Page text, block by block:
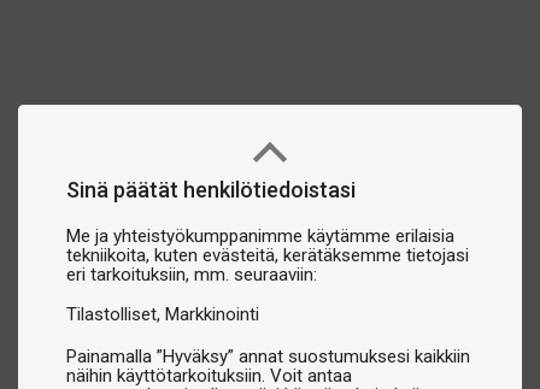
Sinä päätät henkilötiedoistasi
Me ja yhteistyökumppanimme käytämme erilaisia
tekniikoita, kuten evästeitä, kerätäksemme tietojasi
eri tarkoituksiin, mm. seuraaviin:
Tilastolliset Markkinointi
Painamalla ”Hyväksy” annat suostumuksesi kaikkiin
näihin käyttötarkoituksiin. Voit antaa